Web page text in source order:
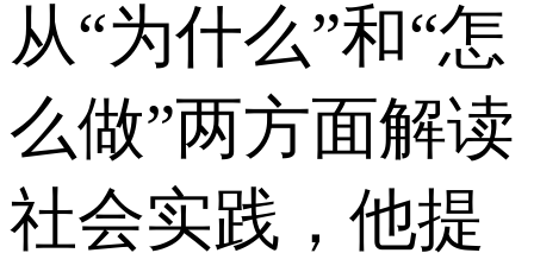
从“为什么”和“怎
么做”两方面解读
社会实践，他提